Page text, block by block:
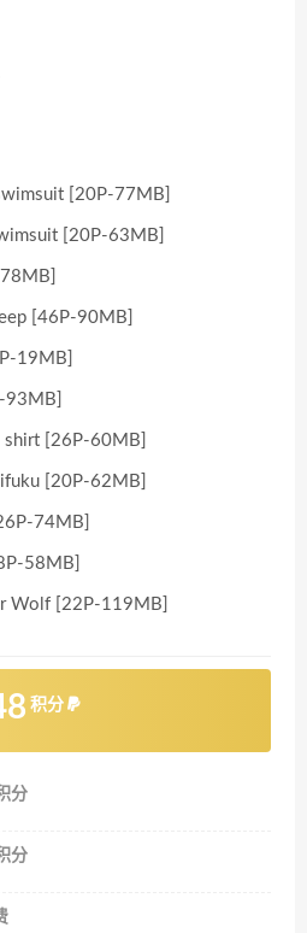
[20P-77MB]
[20P-63MB]
[46P-90MB]
19MB]
shirt [26P-60MB]
[20P-62MB]
74MB]
58MB]
Wolf [22P-119MB]
积分
分
分